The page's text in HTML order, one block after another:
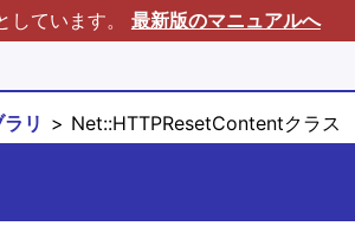
しています。 最新版のマニュアルへ
リ Net::HTTPResetContentクラス